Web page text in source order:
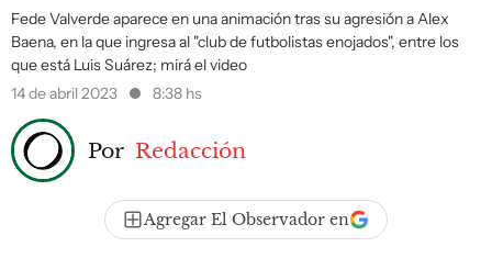
Fede Valverde aparece en una animación tras su agresión a Alex
Baena, en la que ingresa al "club de futbolistas enojados", entre los
que está Luis Suárez; mirá el video
14 de abril 2023
8:38 hs
Por Redacción
Agregar El Observador en